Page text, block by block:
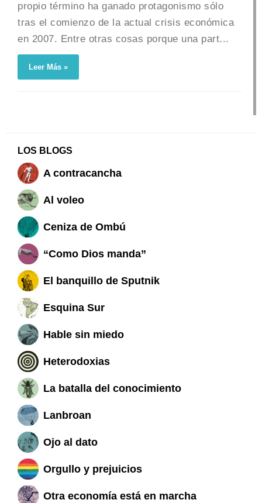
propio término ha ganado protagonismo sólo
tras el comienzo de la actual crisis económica
en 2007. Entre otras cosas porque una part...
Leer Más »
LOS BLOGS
A contracancha
Al voleo
Ceniza de Ombú
“Como Dios manda”
El banquillo de Sputnik
Esquina Sur
Hable sin miedo
Heterodoxias
La batalla del conocimiento
Lanbroan
Ojo al dato
Orgullo y prejuicios
Otra economía está en marcha